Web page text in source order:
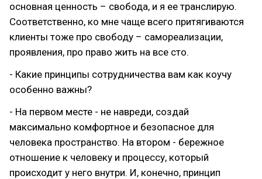
основная ценность – свобода, и я ее транслирую.
Соответственно, ко мне чаще всего притягиваются
клиенты тоже про свободу – самореализации,
проявления, про право жить на все сто.
- Какие принципы сотрудничества вам как коучу
особенно важны?
- На первом месте - не навреди, создай
максимально комфортное и безопасное для
человека пространство. На втором - бережное
отношение к человеку и процессу, который
происходит у него внутри. И, конечно, принцип